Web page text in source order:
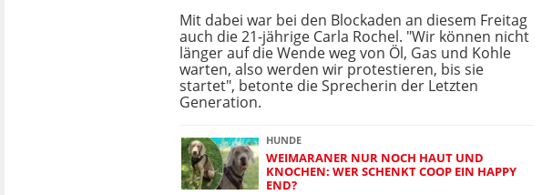
Mit dabei war bei den Blockaden an diesem Freitag
auch die 21-jährige Carla Rochel. "Wir können nicht
länger auf die Wende weg von Öl, Gas und Kohle
warten, also werden wir protestieren, bis sie
startet", betonte die Sprecherin der Letzten
Generation.
HUNDE
WEIMARANER NUR NOCH HAUT UND
KNOCHEN: WER SCHENKT COOP EIN HAPPY
END?